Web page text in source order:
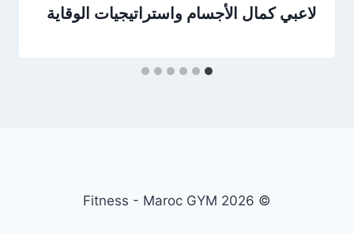
لاعبي كمال الأجسام واستراتيجيات الوقاية
© 2026 Fitness - Maroc GYM